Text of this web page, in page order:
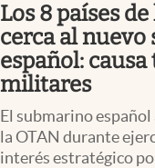
Los 8 países
cerca al
español:
militares
El submarino
la OTAN durante
interés estratégico